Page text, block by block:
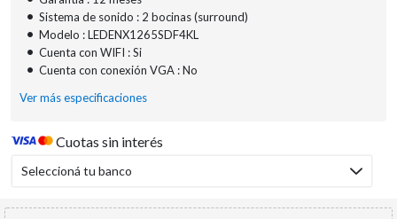
• Sistema de sonido : 2 bocinas (surround)
• Modelo : LEDENX1265SDF4KL
• Cuenta con WIFI : Si
• Cuenta con conexión VGA : No
Ver más especificaciones
Cuotas sin interés
Seleccioná tu banco